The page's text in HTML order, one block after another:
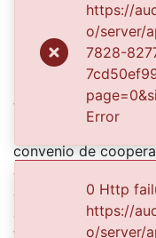
Description
Gabinete dental de
1908. Santiago de
El Archivo del
Valle del Cauca es
convenio de
del Cultura
esfuerzos para su
divulgación del
https://
o/server/
7828-
Error
0 Http
https://
o/server/